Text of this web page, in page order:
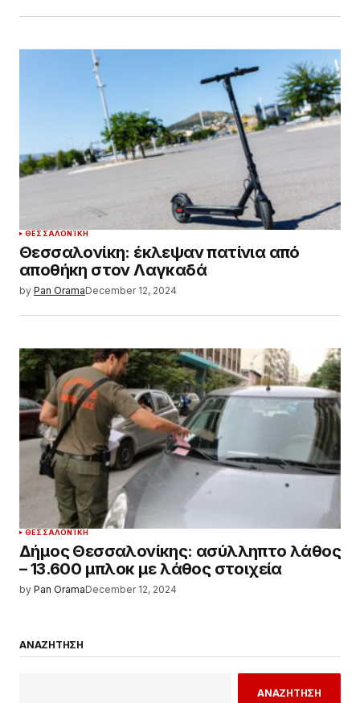
ΘΕΣΣΑΛΟΝΊΚΗ
Θεσσαλονίκη: έκλεψαν πατίνια από
αποθήκη στον Λαγκαδά
by Pan OramaDecember 12, 2024
ΘΕΣΣΑΛΟΝΊΚΗ
Δήμος Θεσσαλονίκης: ασύλληπτο λάθος
– 13.600 μπλοκ με λάθος στοιχεία
by Pan OramaDecember 12, 2024
ΑΝΑΖΗΤΗΣΗ
ΑΝΑΖΗΤΗΣΗ